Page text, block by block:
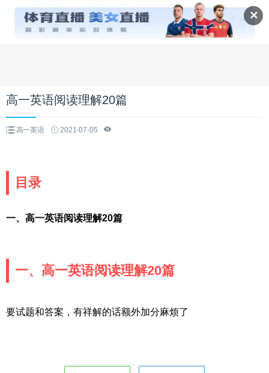
✕
高一英语阅读理解20篇
高一英语 2021-07-05
目录
一、高一英语阅读理解20篇
一、高一英语阅读理解20篇
要试题和答案，有祥解的话额外加分麻烦了